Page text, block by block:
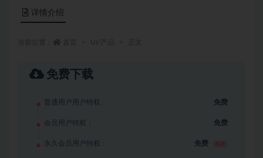
详情介绍
免费下载
普通用户用户特权： 免费
会员用户特权： 免费
永久会员用户特权： 免费